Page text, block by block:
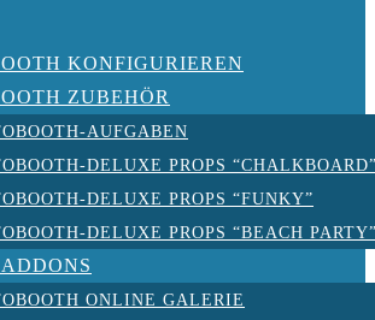
KONFIGURIEREN
ZUBEHÖR
AUFGABEN
DELUXE PROPS
DELUXE PROPS “FUNKY”
DELUXE PROPS “BEACH
ONLINE GALERIE